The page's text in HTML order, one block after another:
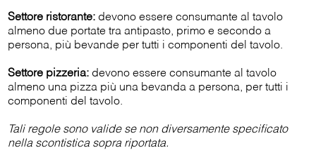
Settore ristorante: devono essere consumante al tavolo
almeno due portate tra antipasto, primo e secondo a
persona, più bevande per tutti i componenti del tavolo.
Settore pizzeria: devono essere consumante al tavolo
almeno una pizza più una bevanda a persona, per tutti i
componenti del tavolo.
Tali regole sono valide se non diversamente specificato
nella scontistica sopra riportata.